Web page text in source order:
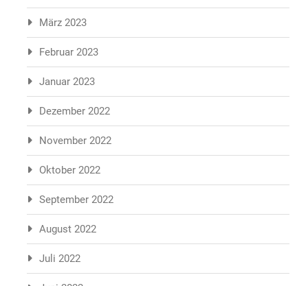
März 2023
Februar 2023
Januar 2023
Dezember 2022
November 2022
Oktober 2022
September 2022
August 2022
Juli 2022